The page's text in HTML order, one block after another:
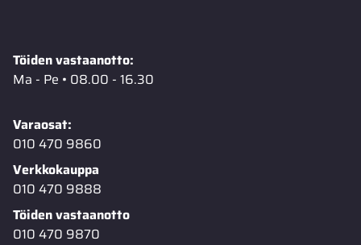
Töiden vastaanotto:
Ma - Pe • 08.00 - 16.30
Varaosat:
010 470 9860
Verkkokauppa
010 470 9888
Töiden vastaanotto
010 470 9870